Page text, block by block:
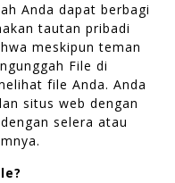
Anda dapat berbagi
tautan pribadi
meskipun teman
File di
file Anda. Anda
situs web dengan
selera atau